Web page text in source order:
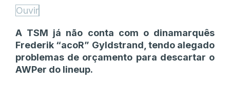
Ouvir
A TSM já não conta com o dinamarquês
Frederik “⁠acoR⁠” Gyldstrand, tendo alegado
problemas de orçamento para descartar o
AWPer do lineup.